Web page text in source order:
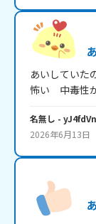
あいしていた
怖い　中毒性
名無し -
2026年6月13日